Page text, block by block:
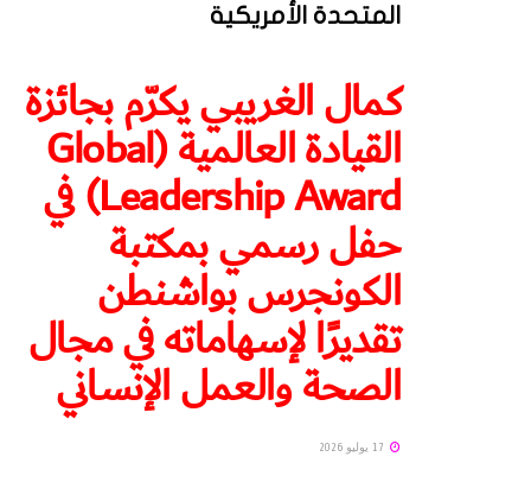
المتحدة الأمريكية
كمال الغريبي يكرّم بجائزة
القيادة العالمية (Global
Leadership Award) في
حفل رسمي بمكتبة
الكونجرس بواشنطن
تقديرًا لإسهاماته في مجال
الصحة والعمل الإنساني